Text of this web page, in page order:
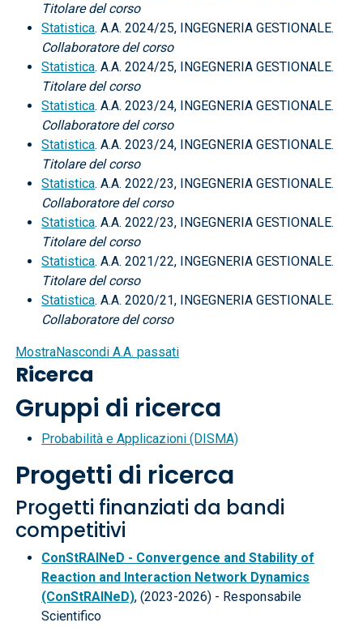
Titolare del corso
Statistica. A.A. 2024/25, INGEGNERIA GESTIONALE.
Collaboratore del corso
Statistica. A.A. 2024/25, INGEGNERIA GESTIONALE.
Titolare del corso
Statistica. A.A. 2023/24, INGEGNERIA GESTIONALE.
Collaboratore del corso
Statistica. A.A. 2023/24, INGEGNERIA GESTIONALE.
Titolare del corso
Statistica. A.A. 2022/23, INGEGNERIA GESTIONALE.
Collaboratore del corso
Statistica. A.A. 2022/23, INGEGNERIA GESTIONALE.
Titolare del corso
Statistica. A.A. 2021/22, INGEGNERIA GESTIONALE.
Titolare del corso
Statistica. A.A. 2020/21, INGEGNERIA GESTIONALE.
Collaboratore del corso
MostraNascondi A.A. passati
Ricerca
Gruppi di ricerca
Probabilità e Applicazioni (DISMA)
Progetti di ricerca
Progetti finanziati da bandi
competitivi
ConStRAINeD - Convergence and Stability of
Reaction and Interaction Network Dynamics
(ConStRAINeD), (2023-2026) - Responsabile
Scientifico